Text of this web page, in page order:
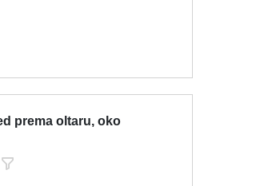
prema oltaru, oko